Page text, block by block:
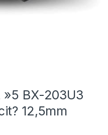
»5 BX-203U3
12,5mm